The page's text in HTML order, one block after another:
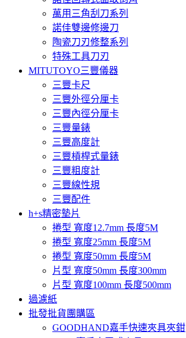
萬用三角刮刀系列
諾佳雙邊修邊刀
陶瓷刀刃修整系列
特殊工具刀刃
MITUTOYO三豐儀器
三豐卡尺
三豐外徑分厘卡
三豐內徑分厘卡
三豐量錶
三豐高度計
三豐槓桿式量錶
三豐粗度計
三豐線性規
三豐配件
h+s精密墊片
捲型 寬度12.7mm 長度5M
捲型 寬度25mm 長度5M
捲型 寬度50mm 長度5M
片型 寬度50mm 長度300mm
片型 寬度100mm 長度500mm
過濾紙
批發批貨團購區
GOODHAND嘉手快速夾具夾鉗